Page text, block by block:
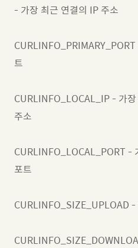
- 가장 최근 연결의 IP 주소
트
CURLINFO_LOCAL_IP - 가
주소
CURLINFO_LOCAL_PORT -
포트
CURLINFO_SIZE_UPLOAD -